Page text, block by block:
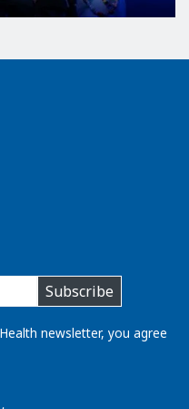
Subscribe
newsletter, you agree